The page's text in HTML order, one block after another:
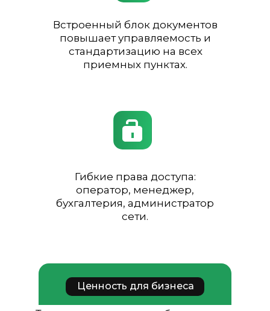
Встроенный блок документов
повышает управляемость и
стандартизацию на всех
приемных пунктах.
Гибкие права доступа:
оператор, менеджер,
бухгалтерия, администратор
сети.
Ценность для бизнеса